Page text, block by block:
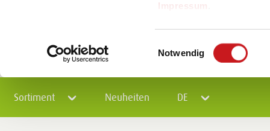
Impressum
Einwilligungsauswahl
Notwendig
Sortiment Neuheiten DE